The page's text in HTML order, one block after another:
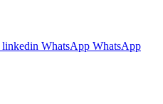
linkedin WhatsApp WhatsApp